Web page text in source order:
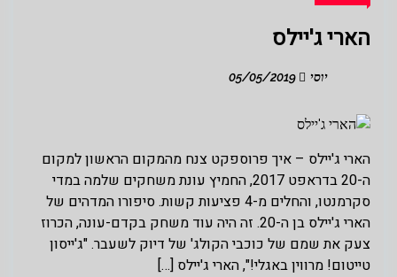
הארי ג'יילס
יוסי
הארי ג'יילס – איך פרוספקט צנח מהמקום הראשון למקום
ה-20 בדראפט 2017, החמיץ עונת משחקים שלמה במדי
סקרמנטו, והחלים מ-4 פציעות קשות. סיפורו המדהים של
הארי ג'יילס בן ה-20. זה היה עוד משחק בקדם-עונה, הכרוז
צעק את שמם של כוכבי הקולג' של דיוק לשעבר. "ג'ייסון
טייטום! מרווין באגלי!", הארי ג'יילס […]